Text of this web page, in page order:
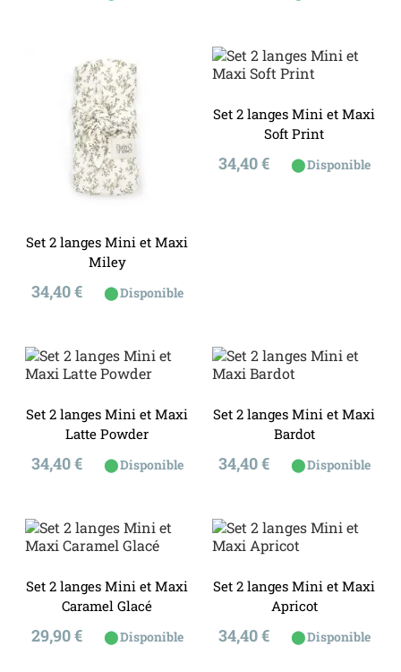
Set 2 langes Mini et Maxi
Miley
Prix
34,40 € ⬤Disponible
Set 2 langes Mini et Maxi
Soft Print
Prix
34,40 € ⬤Disponible
Set 2 langes Mini et Maxi
Latte Powder
Prix
34,40 € ⬤Disponible
Set 2 langes Mini et Maxi
Bardot
Prix
34,40 € ⬤Disponible
Set 2 langes Mini et Maxi
Caramel Glacé
Prix
29,90 € ⬤Disponible
Set 2 langes Mini et Maxi
Apricot
Prix
34,40 € ⬤Disponible